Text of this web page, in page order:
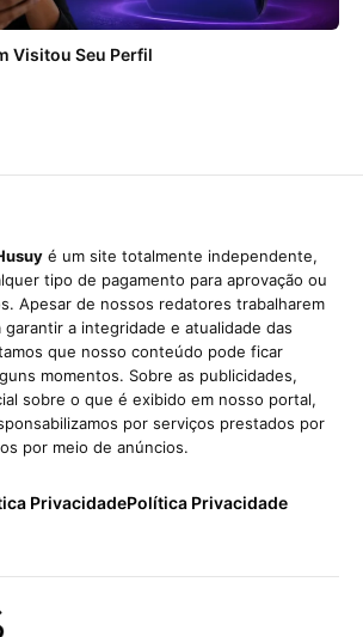
Visitou Seu Perfil
é um site totalmente independente,
tipo de pagamento para aprovação ou
Apesar de nossos redatores trabalharem
a integridade e atualidade das
que nosso conteúdo pode ficar
momentos. Sobre as publicidades,
sobre o que é exibido em nosso portal,
por serviços prestados por
por meio de anúncios.
PrivacidadePolítica Privacidade